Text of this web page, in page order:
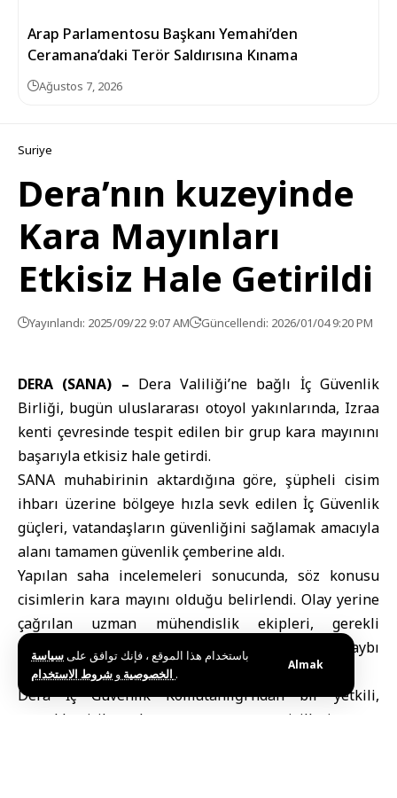
باستخدام هذا الموقع ، فإنك توافق علىسياسة
الخصوصية و .
Almak
Arap Parlamentosu Başkanı Yemahi’den
Ceramana’daki Terör Saldırısına Kınama
Ağustos 7, 2026
Suriye
Dera’nın kuzeyinde
Kara Mayınları
Etkisiz Hale Getirildi
Yayınlandı: 2025/09/22 9:07 AM Güncellendi: 2026/01/04 9:20 PM
DERA (SANA) – Dera Valiliği’ne bağlı İç Güvenlik
Birliği, bugün uluslararası otoyol yakınlarında, Izraa
kenti çevresinde tespit edilen bir grup kara mayınını
başarıyla etkisiz hale getirdi.
SANA muhabirinin aktardığına göre, şüpheli cisim
ihbarı üzerine bölgeye hızla sevk edilen İç Güvenlik
güçleri, vatandaşların güvenliğini sağlamak amacıyla
alanı tamamen güvenlik çemberine aldı.
Yapılan saha incelemeleri sonucunda, söz konusu
cisimlerin kara mayını olduğu belirlendi. Olay yerine
çağrılan uzman mühendislik ekipleri, gerekli
önlemleri alarak mayınları herhangi bir can kaybı
veya maddi zarara yol açmadan etkisizleştirdi.
Dera İç Güvenlik Komutanlığı’ndan bir yetkili,
gerçekleştirilen bu operasyonun, sivillerin can